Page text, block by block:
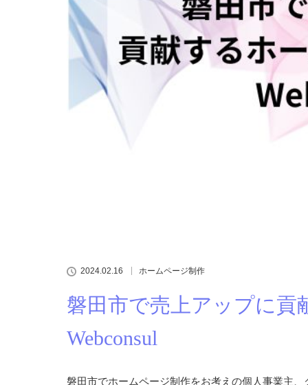
2024.02.16 ホームページ制作
磐田市で売上アップに貢
Webconsul
磐田市でホームページ制作をお考えの個人事業主